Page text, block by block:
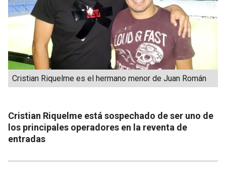
Cristian Riquelme es el hermano menor de Juan Román
Cristian Riquelme está sospechado de ser uno de
los principales operadores en la reventa de
entradas